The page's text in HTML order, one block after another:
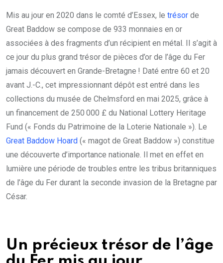
Mis au jour en 2020 dans le comté d’Essex, le trésor de
Great Baddow se compose de 933 monnaies en or
associées à des fragments d’un récipient en métal. Il s’agit à
ce jour du plus grand trésor de pièces d’or de l’âge du Fer
jamais découvert en Grande-Bretagne ! Daté entre 60 et 20
avant J.-C., cet impressionnant dépôt est entré dans les
collections du musée de Chelmsford en mai 2025, grâce à
un financement de 250 000 £ du National Lottery Heritage
Fund (« Fonds du Patrimoine de la Loterie Nationale »). Le
Great Baddow Hoard (« magot de Great Baddow ») constitue
une découverte d’importance nationale. Il met en effet en
lumière une période de troubles entre les tribus britanniques
de l’âge du Fer durant la seconde invasion de la Bretagne par
César.
Un précieux trésor de l’âge